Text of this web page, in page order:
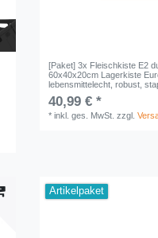
[Paket] 3x Fleischkiste E2
60x40x20cm Lagerkiste
lebensmittelecht, robust,
40,99 € *
*inkl. ges. MwSt. zzgl.
Artikelpaket